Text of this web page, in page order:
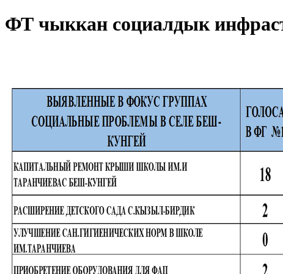
ФТ чыккан социалдык